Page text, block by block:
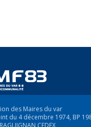
des Maires du var
du 4 décembre 1974, BP
CEDEX